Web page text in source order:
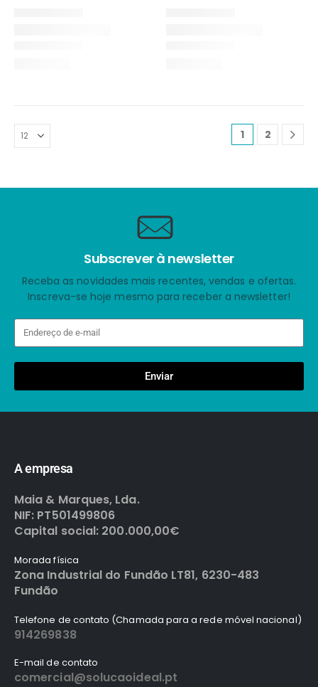
1 2
Subscrever à newsletter
Receba as novidades mais recentes, vendas e ofertas.
Inscreva-se hoje mesmo para receber a newsletter!
Enviar
A empresa
Maia & Marques, Lda.
NIF: PT501499806
Capital social: 200.000,00€
Morada física
Zona Industrial do Fundão LT81, 6230-483
Fundão
Telefone de contato (Chamada para a rede móvel nacional)
914269838
E-mail de contato
comercial@solucaoideal.pt